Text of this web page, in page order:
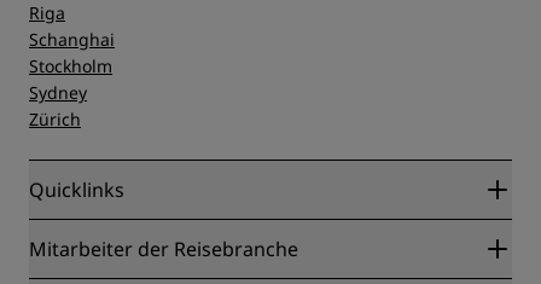
Riga
Schanghai
Stockholm
Sydney
Zürich
Quicklinks
Radisson Rewards
Mitarbeiter der Reisebranche